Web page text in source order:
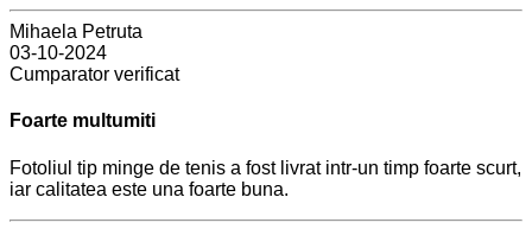
Mihaela Petruta
03-10-2024
Cumparator verificat
Foarte multumiti
Fotoliul tip minge de tenis a fost livrat intr-un timp foarte scurt,
iar calitatea este una foarte buna.